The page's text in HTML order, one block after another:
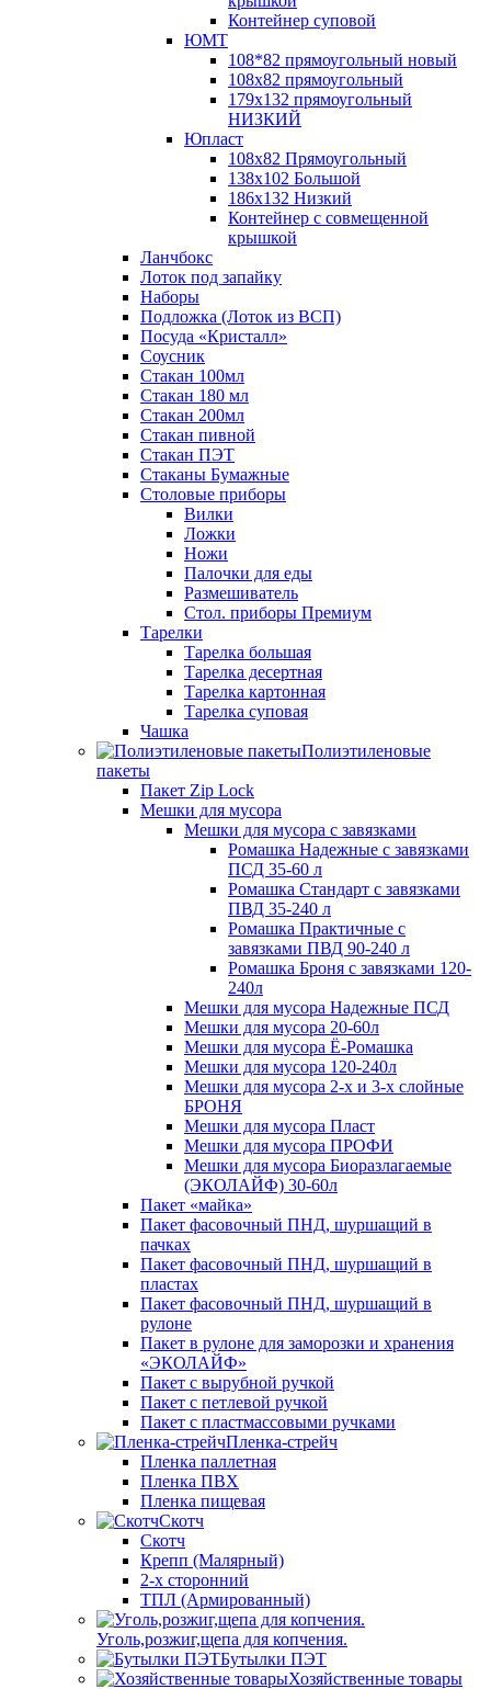
Контейнер суповой
ЮМТ
108*82 прямоугольный новый
108х82 прямоугольный
179х132 прямоугольный
НИЗКИЙ
Юпласт
108х82 Прямоугольный
138х102 Большой
186х132 Низкий
Контейнер с совмещенной
крышкой
Ланчбокс
Лоток под запайку
Наборы
Подложка (Лоток из ВСП)
Посуда «Кристалл»
Соусник
Стакан 100мл
Стакан 180 мл
Стакан 200мл
Стакан пивной
Стакан ПЭТ
Стаканы Бумажные
Столовые приборы
Вилки
Ложки
Ножи
Палочки для еды
Размешиватель
Стол. приборы Премиум
Тарелки
Тарелка большая
Тарелка десертная
Тарелка картонная
Тарелка суповая
Чашка
Полиэтиленовые
пакеты
Пакет Zip Lock
Мешки для мусора
Мешки для мусора с завязками
Ромашка Надежные с завязками
ПСД 35-60 л
Ромашка Стандарт с завязками
ПВД 35-240 л
Ромашка Практичные с
завязками ПВД 90-240 л
Ромашка Броня с завязками 120-
240л
Мешки для мусора Надежные ПСД
Мешки для мусора 20-60л
Мешки для мусора Ё-Ромашка
Мешки для мусора 120-240л
Мешки для мусора 2-х и 3-х слойные
БРОНЯ
Мешки для мусора Пласт
Мешки для мусора ПРОФИ
Мешки для мусора Биоразлагаемые
(ЭКОЛАЙФ) 30-60л
Пакет «майка»
Пакет фасовочный ПНД, шуршащий в
пачках
Пакет фасовочный ПНД, шуршащий в
пластах
Пакет фасовочный ПНД, шуршащий в
рулоне
Пакет в рулоне для заморозки и хранения
«ЭКОЛАЙФ»
Пакет с вырубной ручкой
Пакет с петлевой ручкой
Пакет с пластмассовыми ручками
Пленка-стрейч
Пленка паллетная
Пленка ПВХ
Пленка пищевая
Скотч
Скотч
Крепп (Малярный)
2-х сторонний
ТПЛ (Армированный)
Уголь,розжиг,щепа для копчения.
Бутылки ПЭТ
Хозяйственные товары